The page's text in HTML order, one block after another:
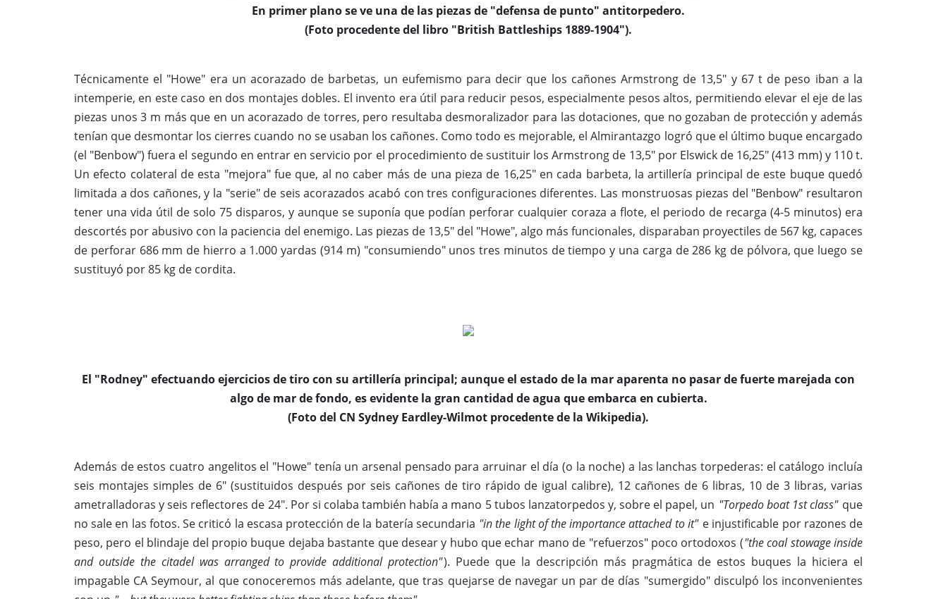
En primer plano se ve una de las piezas de "defensa de punto" antitorpedero.
(Foto procedente del libro "British Battleships 1889-1904").
Técnicamente el "Howe" era un acorazado de barbetas, un eufemismo para decir que los cañones Armstrong de 13,5" y 67 t de peso iban a la
intemperie, en este caso en dos montajes dobles. El invento era útil para reducir pesos, especialmente pesos altos, permitiendo elevar el eje de las
piezas unos 3 m más que en un acorazado de torres, pero resultaba desmoralizador para las dotaciones, que no gozaban de protección y además
tenían que desmontar los cierres cuando no se usaban los cañones. Como todo es mejorable, el Almirantazgo logró que el último buque encargado
(el "Benbow") fuera el segundo en entrar en servicio por el procedimiento de sustituir los Armstrong de 13,5" por Elswick de 16,25" (413 mm) y 110 t.
Un efecto colateral de esta "mejora" fue que, al no caber más de una pieza de 16,25" en cada barbeta, la artillería principal de este buque quedó
limitada a dos cañones, y la "serie" de seis acorazados acabó con tres configuraciones diferentes. Las monstruosas piezas del "Benbow" resultaron
tener una vida útil de solo 75 disparos, y aunque se suponía que podían perforar cualquier coraza a flote, el periodo de recarga (4-5 minutos) era
descortés por abusivo con la paciencia del enemigo. Las piezas de 13,5" del "Howe", algo más funcionales, disparaban proyectiles de 567 kg, capaces
de perforar 686 mm de hierro a 1.000 yardas (914 m) "consumiendo" unos tres minutos de tiempo y una carga de 286 kg de pólvora, que luego se
sustituyó por 85 kg de cordita.
El "Rodney" efectuando ejercicios de tiro con su artillería principal; aunque el estado de la mar aparenta no pasar de fuerte marejada con
algo de mar de fondo, es evidente la gran cantidad de agua que embarca en cubierta.
(Foto del CN Sydney Eardley-Wilmot procedente de la Wikipedia).
Además de estos cuatro angelitos el "Howe" tenía un arsenal pensado para arruinar el día (o la noche) a las lanchas torpederas: el catálogo incluía
seis montajes simples de 6" (sustituidos después por seis cañones de tiro rápido de igual calibre), 12 cañones de 6 libras, 10 de 3 libras, varias
ametralladoras y seis reflectores de 24". Por si colaba también había a mano 5 tubos lanzatorpedos y, sobre el papel, un "Torpedo boat 1st class" que
no sale en las fotos. Se criticó la escasa protección de la batería secundaria "in the light of the importance attached to it" e injustificable por razones de
peso, pero el blindaje del propio buque dejaba bastante que desear y hubo que echar mano de "refuerzos" poco ortodoxos ("the coal stowage inside
and outside the citadel was arranged to provide additional protection"). Puede que la descripción más pragmática de estos buques la hiciera el
impagable CA Seymour, al que conoceremos más adelante, que tras quejarse de navegar un par de días "sumergido" disculpó los inconvenientes